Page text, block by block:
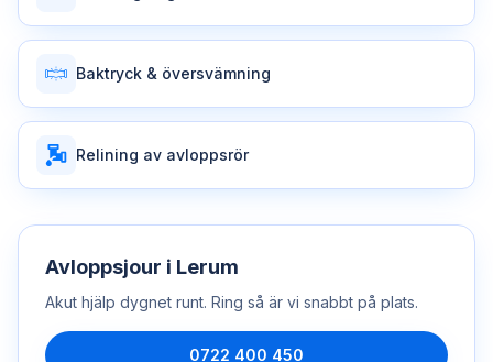
Baktryck & översvämning
Relining av avloppsrör
Avloppsjour i Lerum
Akut hjälp dygnet runt. Ring så är vi snabbt på plats.
0722 400 450